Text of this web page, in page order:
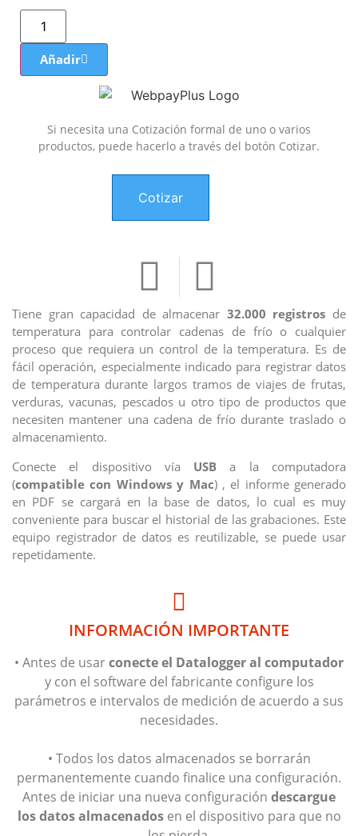
Añadir
Si necesita una Cotización formal de uno o varios
productos, puede hacerlo a través del botón Cotizar.
Cotizar
Tiene gran capacidad de almacenar 32.000 registros de
temperatura para controlar cadenas de frío o cualquier
proceso que requiera un control de la temperatura. Es de
fácil operación, especialmente indicado para registrar datos
de temperatura durante largos tramos de viajes de frutas,
verduras, vacunas, pescados u otro tipo de productos que
necesiten mantener una cadena de frío durante traslado o
almacenamiento.
Conecte el dispositivo vía USB a la computadora
(compatible con Windows y Mac) , el informe generado
en PDF se cargará en la base de datos, lo cual es muy
conveniente para buscar el historial de las grabaciones. Este
equipo registrador de datos es reutilizable, se puede usar
repetidamente.
INFORMACIÓN IMPORTANTE
• Antes de usarconecte el Datalogger al computador
y con el software del fabricante configure los
parámetros e intervalos de medición de acuerdo a sus
necesidades.
• Todos los datos almacenados se borrarán
permanentemente cuando finalice una configuración.
Antes de iniciar una nueva configuración descargue
los datos almacenadosen el dispositivo para que no